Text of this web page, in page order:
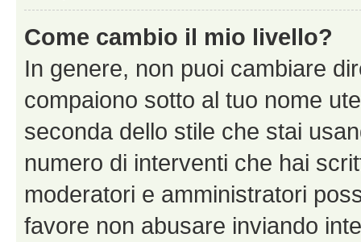
Come cambio il mio livello?
In genere, non puoi cambiare
compaiono sotto al tuo nome
seconda dello stile che stai
numero di interventi che hai
moderatori e amministratori
favore non abusare inviando